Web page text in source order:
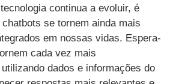
continua a evoluir, é
se tornem ainda mais
em nossas vidas. Espera-
cada vez mais
dados e informações do